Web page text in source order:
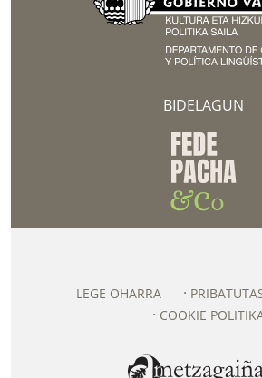
BIDELAGUN
LEGE OHARRA
COOKIE